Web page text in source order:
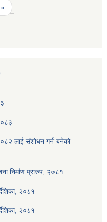
लाई संशोधन गर्न बनेको
निर्माण प्रारुप, २०८१
२०८१
२०८१